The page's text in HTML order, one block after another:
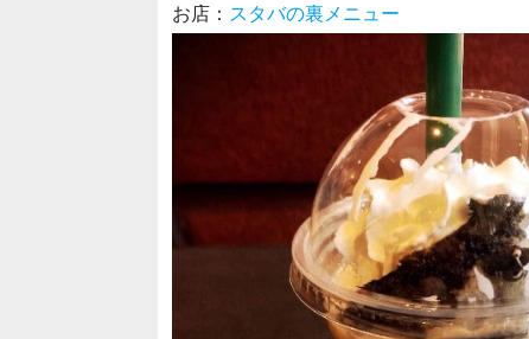
お店： スタバの裏メニュー